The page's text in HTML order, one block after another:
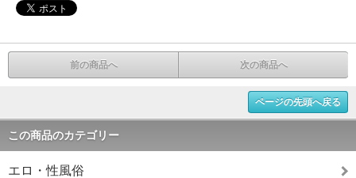
前の商品へ 次の商品へ
ページの先頭へ戻る
この商品のカテゴリー
エロ・性風俗